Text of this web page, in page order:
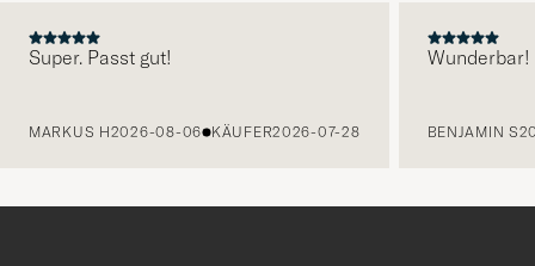
Super. Passt gut!
MARKUS H2026-08-06 KÄUFER2026-07-28
Wunderbar!
BENJAMIN S